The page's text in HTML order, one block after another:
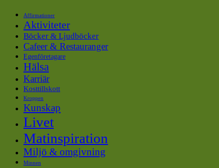
Affirmationer
Aktiviteter
Böcker & Ljudböcker
Cafeer & Restauranger
Egenföretagare
Hälsa
Karriär
Kosttillskott
Kroppen
Kunskap
Livet
Matinspiration
Miljö & omgivning
Minnen